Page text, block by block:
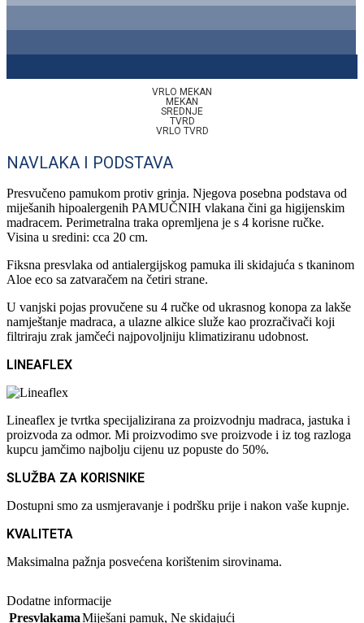
VRLO MEKAN
MEKAN
SREDNJE
TVRD
VRLO TVRD
NAVLAKA I PODSTAVA
Presvučeno pamukom protiv grinja. Njegova posebna podstava od
miješanih hipoalergenih PAMUČNIH vlakana čini ga higijenskim
madracem. Perimetralna traka opremljena je s 4 korisne ručke.
Visina u sredini: cca 20 cm.
Fiksna presvlaka od antialergijskog pamuka ili skidajuća s tkaninom
Aloe eco sa zatvaračem na četiri strane.
U vanjski pojas provučene su 4 ručke od ukrasnog konopa za lakše
namještanje madraca, a ulazne alkice služe kao prozračivači koji
filtriraju zrak jamčeći najpovoljniju klimatiziranu udobnost.
LINEAFLEX
Lineaflex je tvrtka specijalizirana za proizvodnju madraca, jastuka i
proizvoda za odmor. Mi proizvodimo sve proizvode i iz tog razloga
kupcu jamčimo najbolju cijenu uz popuste do 50%.
SLUŽBA ZA KORISNIKE
Dostupni smo za usmjeravanje i podršku prije i nakon vaše kupnje.
KVALITETA
Maksimalna pažnja posvećena korištenim sirovinama.
Dodatne informacije
PresvlakamaMiješani pamuk, Ne skidajući